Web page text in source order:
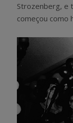
Strozenberg, e
começou como